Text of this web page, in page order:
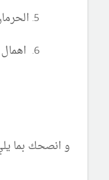
و انصحك بما